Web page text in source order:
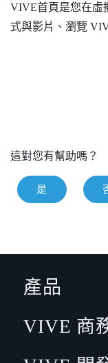
VIVE首頁是您在虛
式與影片、瀏覽
這對您有幫助嗎？
是
產品
VIVE 商